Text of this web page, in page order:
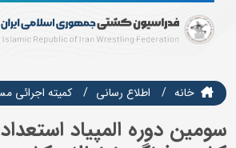
خانه اطلاع رسانی كميته اجرائي
سومین دوره المپیاد